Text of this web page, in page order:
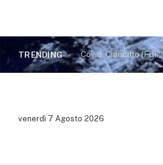
TRENDING Covid. Ciancitto
venerdì 7 Agosto 2026